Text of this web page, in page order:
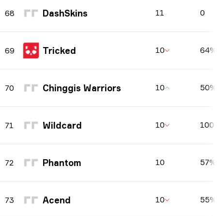
68 DashSkins 11 0
69 Tricked 10 64%
70 Chinggis Warriors 10 50%
71 Wildcard 10
72 Phantom 10 57%
73 Acend 10 55%